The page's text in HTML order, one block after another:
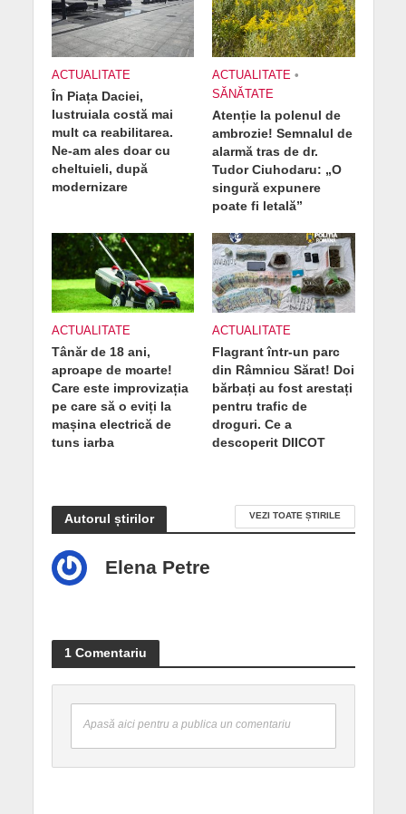
ACTUALITATE
În Piața Daciei,
lustruiala costă mai
mult ca reabilitarea.
Ne-am ales doar cu
cheltuieli, după
modernizare
ACTUALITATE •
SĂNĂTATE
Atenție la polenul de
ambrozie! Semnalul de
alarmă tras de dr.
Tudor Ciuhodaru: „O
singură expunere
poate fi letală”
ACTUALITATE
Tânăr de 18 ani,
aproape de moarte!
Care este improvizația
pe care să o eviți la
mașina electrică de
tuns iarba
ACTUALITATE
Flagrant într-un parc
din Râmnicu Sărat! Doi
bărbați au fost arestați
pentru trafic de
droguri. Ce a
descoperit DIICOT
Autorul știrilor VEZI TOATE ȘTIRILE
Elena Petre
1 Comentariu
Apasă aici pentru a publica un comentariu